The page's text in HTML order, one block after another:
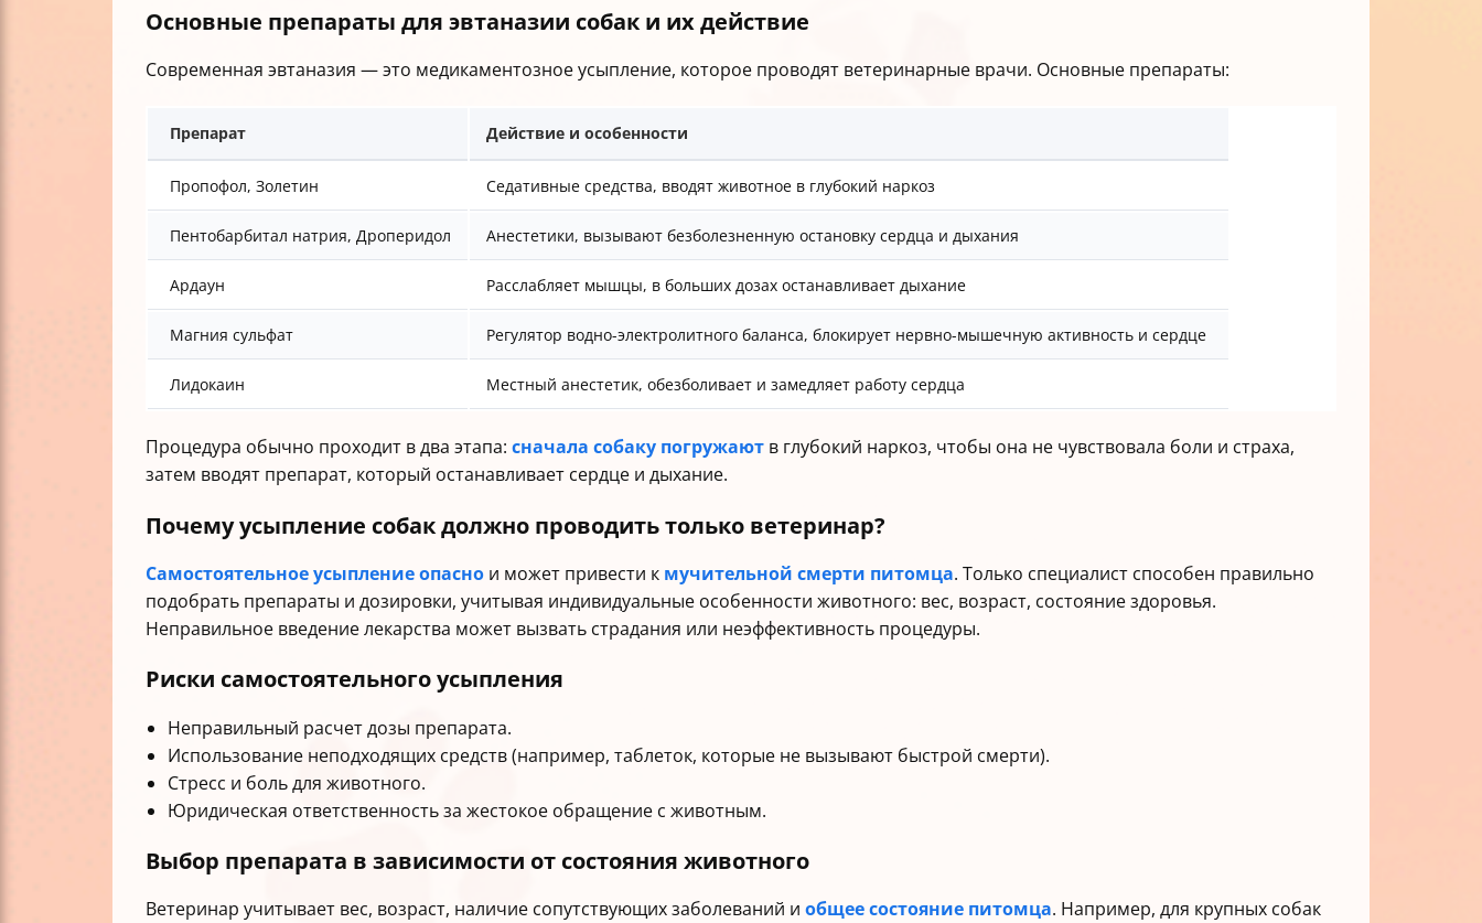
Основные препараты для эвтаназии собак и их действие
Современная эвтаназия — это медикаментозное усыпление, которое проводят ветеринарные врачи. Основные препараты:
Препарат Действие и особенности
Пропофол, Золетин Седативные средства, вводят животное в глубокий наркоз
Пентобарбитал натрия, Дроперидол Анестетики, вызывают безболезненную остановку сердца и дыхания
Ардаун Расслабляет мышцы, в больших дозах останавливает дыхание
Магния сульфат Регулятор водно-электролитного баланса, блокирует нервно-мышечную активность и сердце
Лидокаин Местный анестетик, обезболивает и замедляет работу сердца
Процедура обычно проходит в два этапа: сначала собаку погружают в глубокий наркоз, чтобы она не чувствовала боли и страха,
затем вводят препарат, который останавливает сердце и дыхание.
Почему усыпление собак должно проводить только ветеринар?
Самостоятельное усыпление опасно и может привести к мучительной смерти питомца. Только специалист способен правильно
подобрать препараты и дозировки, учитывая индивидуальные особенности животного: вес, возраст, состояние здоровья.
Неправильное введение лекарства может вызвать страдания или неэффективность процедуры.
Риски самостоятельного усыпления
Неправильный расчет дозы препарата.
Использование неподходящих средств (например, таблеток, которые не вызывают быстрой смерти).
Стресс и боль для животного.
Юридическая ответственность за жестокое обращение с животным.
Выбор препарата в зависимости от состояния животного
Ветеринар учитывает вес, возраст, наличие сопутствующих заболеваний и общее состояние питомца. Например, для крупных собак